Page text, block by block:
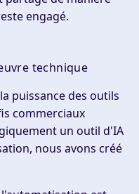
engagé.
technique
puissance des outils
commerciaux
un outil d'IA
nous avons créé